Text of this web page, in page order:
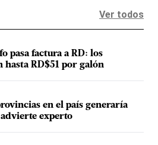
Ver todos
pasa factura a RD: los
hasta RD$51 por galón
en el país generaría
experto